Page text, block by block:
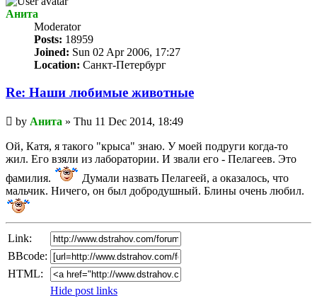
Анита
Мoderator
Posts: 18959
Joined: Sun 02 Apr 2006, 17:27
Location: Санкт-Петербург
Re: Наши любимые животные
Unread
post
by Анита » Thu 11 Dec 2014, 18:49
Ой, Катя, я такого "крыса" знаю. У моей подруги когда-то
жил. Его взяли из лаборатории. И звали его - Пелагеев. Это
фамилия.
Думали назвать Пелагеей, а оказалось, что
мальчик. Ничего, он был добродушный. Блины очень любил.
Link:
BBcode:
HTML:
Hide post links